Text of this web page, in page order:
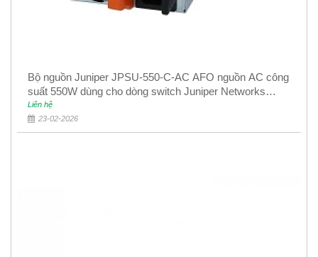
Bộ nguồn Juniper JPSU-550-C-AC AFO nguồn AC công
suất 550W dùng cho dòng switch Juniper Networks
EX4400
Liên hệ
23-02-2026